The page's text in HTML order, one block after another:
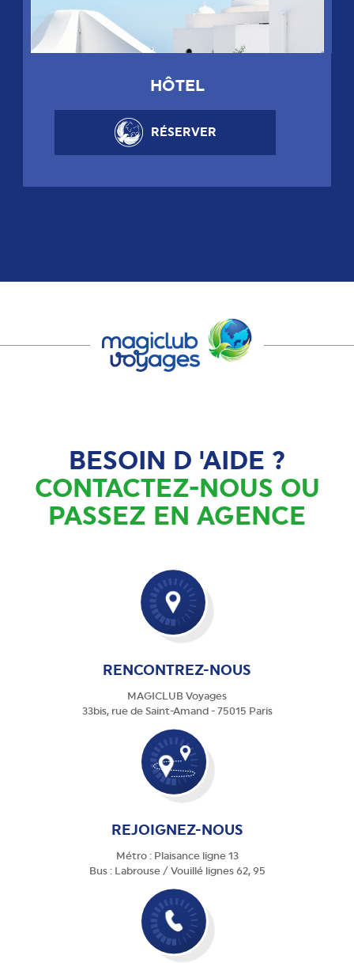
HÔTEL
RÉSERVER
BESOIN D 'AIDE ?
CONTACTEZ-NOUS OU
PASSEZ EN AGENCE
RENCONTREZ-NOUS
MAGICLUB Voyages
33bis, rue de Saint-Amand - 75015 Paris
REJOIGNEZ-NOUS
Métro : Plaisance ligne 13
Bus : Labrouse / Vouillé lignes 62, 95